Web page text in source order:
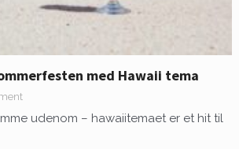
med Hawaii tema
udenom – hawaiitemaet er et hit til